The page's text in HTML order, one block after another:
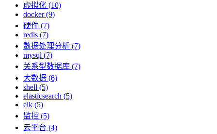
虚拟化 (10)
docker (9)
硬件 (7)
redis (7)
数据处理分析 (7)
mysql (7)
关系型数据库 (7)
大数据 (6)
shell (5)
elasticsearch (5)
elk (5)
监控 (5)
云平台 (4)